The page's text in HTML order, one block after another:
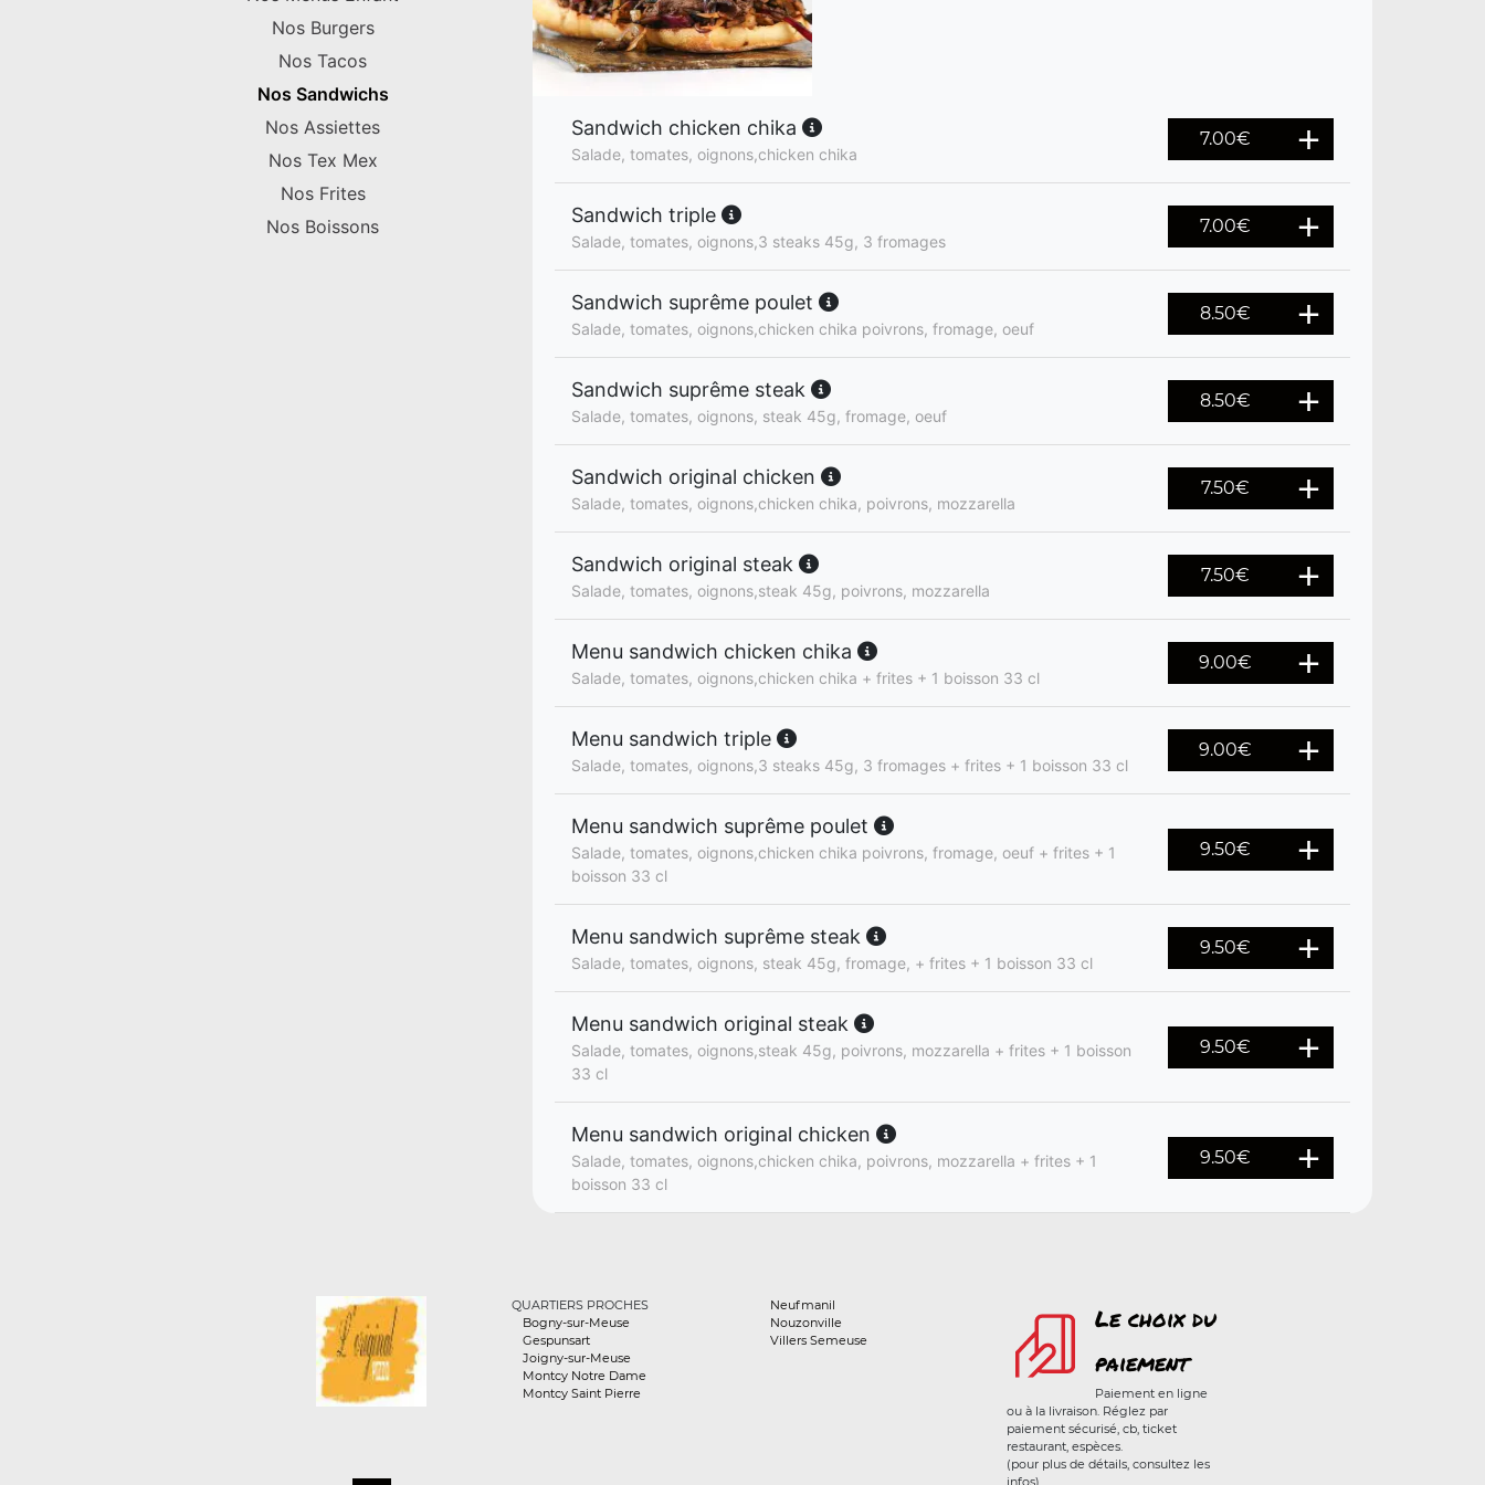
Nos Burgers
Nos Tacos
Nos Sandwichs
Nos Assiettes
Nos Tex Mex
Nos Frites
Nos Boissons
Sandwich chicken chika
Salade, tomates, oignons,chicken chika
7.00€
Sandwich triple
Salade, tomates, oignons,3 steaks 45g, 3 fromages
7.00€
Sandwich suprême poulet
Salade, tomates, oignons,chicken chika poivrons, fromage, oeuf
8.50€
Sandwich suprême steak
Salade, tomates, oignons, steak 45g, fromage, oeuf
8.50€
Sandwich original chicken
Salade, tomates, oignons,chicken chika, poivrons, mozzarella
7.50€
Sandwich original steak
Salade, tomates, oignons,steak 45g, poivrons, mozzarella
7.50€
Menu sandwich chicken chika
Salade, tomates, oignons,chicken chika + frites + 1 boisson 33 cl
9.00€
Menu sandwich triple
Salade, tomates, oignons,3 steaks 45g, 3 fromages + frites + 1 boisson 33 cl
9.00€
Menu sandwich suprême poulet
Salade, tomates, oignons,chicken chika poivrons, fromage, oeuf + frites + 1
boisson 33 cl
9.50€
Menu sandwich suprême steak
Salade, tomates, oignons, steak 45g, fromage, + frites + 1 boisson 33 cl
9.50€
Menu sandwich original steak
Salade, tomates, oignons,steak 45g, poivrons, mozzarella + frites + 1 boisson
33 cl
9.50€
Menu sandwich original chicken
Salade, tomates, oignons,chicken chika, poivrons, mozzarella + frites + 1
boisson 33 cl
9.50€
QUARTIERS PROCHES
Bogny-sur-Meuse
Gespunsart
Joigny-sur-Meuse
Montcy Notre Dame
Montcy Saint Pierre
Neufmanil
Nouzonville
Villers Semeuse
Le choix du
paiement
Paiement en ligne
ou à la livraison. Réglez par
paiement sécurisé, cb, ticket
restaurant, espèces.
(pour plus de détails, consultez les
infos)